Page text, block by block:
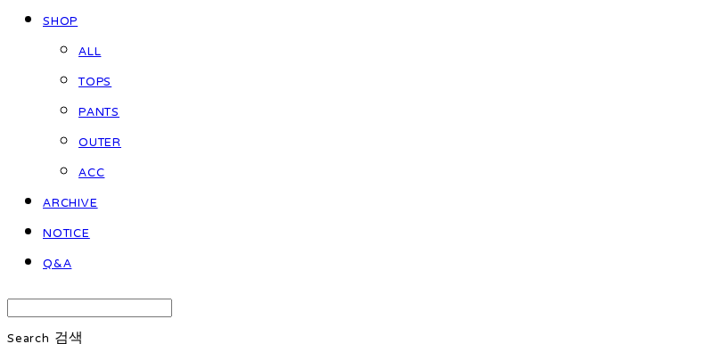
SHOP
ALL
TOPS
PANTS
OUTER
ACC
ARCHIVE
NOTICE
Q&A